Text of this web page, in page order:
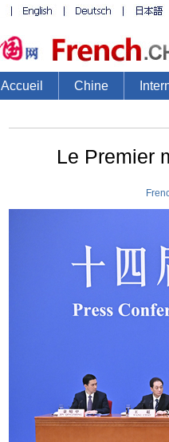
Accueil Chine
Le Premier